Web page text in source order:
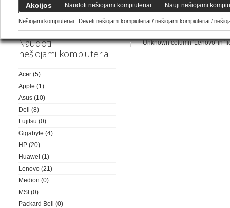
Akcijos Naudoti nešiojami kompiuteriai Nauji nešiojami
Nešiojami kompiuteriai : Dėvėti nešiojami kompiuteriai / nešiojami kompiuteriai /
Naudoti
nešiojami kompiuteriai
Acer (5)
Apple (1)
Asus (10)
Dell
(8)
Fujitsu (0)
Gigabyte (4)
HP (20)
Huawei (1)
Lenovo (21)
Medion (0)
MSI (0)
Packard Bell
(0)
Unknown column 'Lenovo' in